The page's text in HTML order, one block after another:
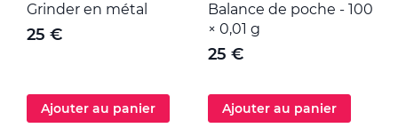
Grinder en métal
25 €
Ajouter au panier
Balance de poche - 100
× 0,01 g
25 €
Ajouter au panier